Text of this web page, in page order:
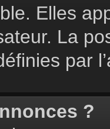
Elles
La
par
?